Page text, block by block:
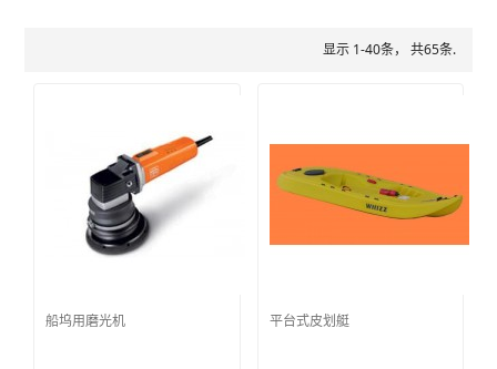
显示 1-40条， 共65条.
船坞用磨光机 平台式皮划艇